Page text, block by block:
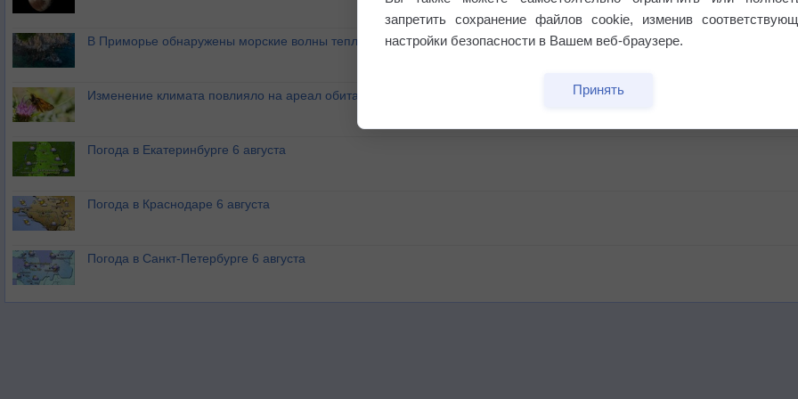
В Приморье обнаружены морские волны тепла
Изменение климата повлияло на ареал обитания бабочек
Погода в Екатеринбурге 6 августа
Погода в Краснодаре 6 августа
Погода в Санкт-Петербурге 6 августа
запретить сохранение файлов cookie, изменив
настройки безопасности в Вашем веб-браузере.
Принять